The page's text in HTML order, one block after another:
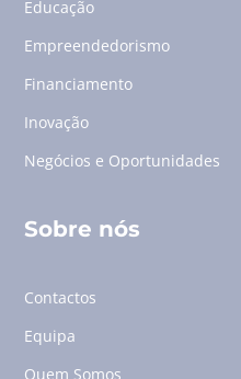
Educação
Empreendedorismo
Financiamento
Inovação
Negócios e Oportunidades
Sobre nós
Contactos
Equipa
Quem Somos